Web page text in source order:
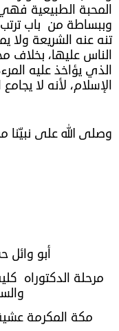
المحبة الطبيعية
وببساطة من باب
تنه عنه الشريعة ولا
الناس عليها، بخلاف
الذي يؤاخذ عليه
الإسلام، لأنه لا
وصلى الله على
أبو
مرحلة الدكتوراه
مكة المكرمة عشية يوم